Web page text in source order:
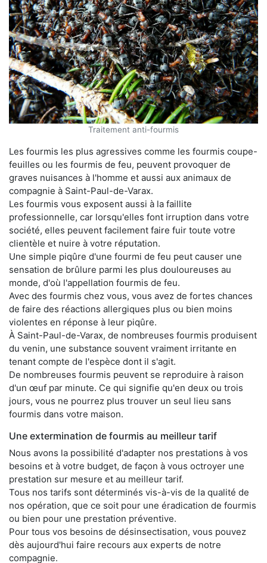
Traitement anti-fourmis
Les fourmis les plus agressives comme les fourmis coupe-
feuilles ou les fourmis de feu, peuvent provoquer de
graves nuisances à l'homme et aussi aux animaux de
compagnie à Saint-Paul-de-Varax.
Les fourmis vous exposent aussi à la faillite
professionnelle, car lorsqu'elles font irruption dans votre
société, elles peuvent facilement faire fuir toute votre
clientèle et nuire à votre réputation.
Une simple piqûre d'une fourmi de feu peut causer une
sensation de brûlure parmi les plus douloureuses au
monde, d'où l'appellation fourmis de feu.
Avec des fourmis chez vous, vous avez de fortes chances
de faire des réactions allergiques plus ou bien moins
violentes en réponse à leur piqûre.
À Saint-Paul-de-Varax, de nombreuses fourmis produisent
du venin, une substance souvent vraiment irritante en
tenant compte de l'espèce dont il s'agit.
De nombreuses fourmis peuvent se reproduire à raison
d'un œuf par minute. Ce qui signifie qu'en deux ou trois
jours, vous ne pourrez plus trouver un seul lieu sans
fourmis dans votre maison.
Une extermination de fourmis au meilleur tarif
Nous avons la possibilité d'adapter nos prestations à vos
besoins et à votre budget, de façon à vous octroyer une
prestation sur mesure et au meilleur tarif.
Tous nos tarifs sont déterminés vis-à-vis de la qualité de
nos opération, que ce soit pour une éradication de fourmis
ou bien pour une prestation préventive.
Pour tous vos besoins de désinsectisation, vous pouvez
dès aujourd'hui faire recours aux experts de notre
compagnie.